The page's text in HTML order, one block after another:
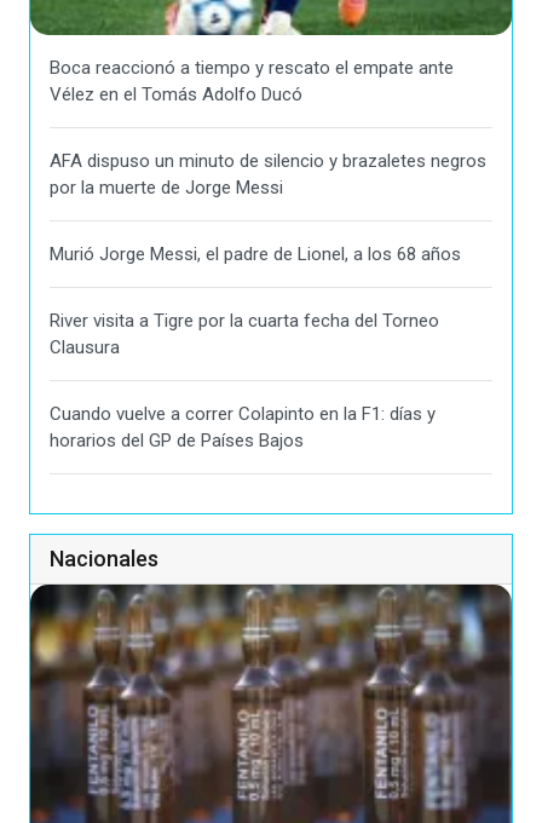
Boca reaccionó a tiempo y rescato el empate ante
Vélez en el Tomás Adolfo Ducó
AFA dispuso un minuto de silencio y brazaletes negros
por la muerte de Jorge Messi
Murió Jorge Messi, el padre de Lionel, a los 68 años
River visita a Tigre por la cuarta fecha del Torneo
Clausura
Cuando vuelve a correr Colapinto en la F1: días y
horarios del GP de Países Bajos
Nacionales